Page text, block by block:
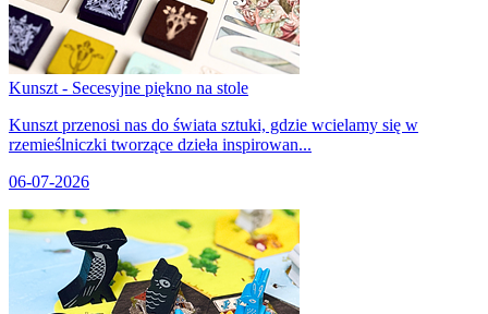
Kunszt - Secesyjne piękno na stole
Kunszt przenosi nas do świata sztuki, gdzie wcielamy się w
rzemieślniczki tworzące dzieła inspirowan...
06-07-2026